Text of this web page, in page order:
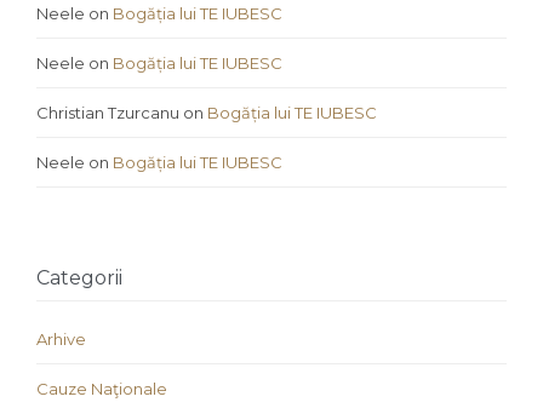
Neele on Bogăția lui TE IUBESC
Neele on Bogăția lui TE IUBESC
Christian Tzurcanu on Bogăția lui TE IUBESC
Neele on Bogăția lui TE IUBESC
Categorii
Arhive
Cauze Naţionale